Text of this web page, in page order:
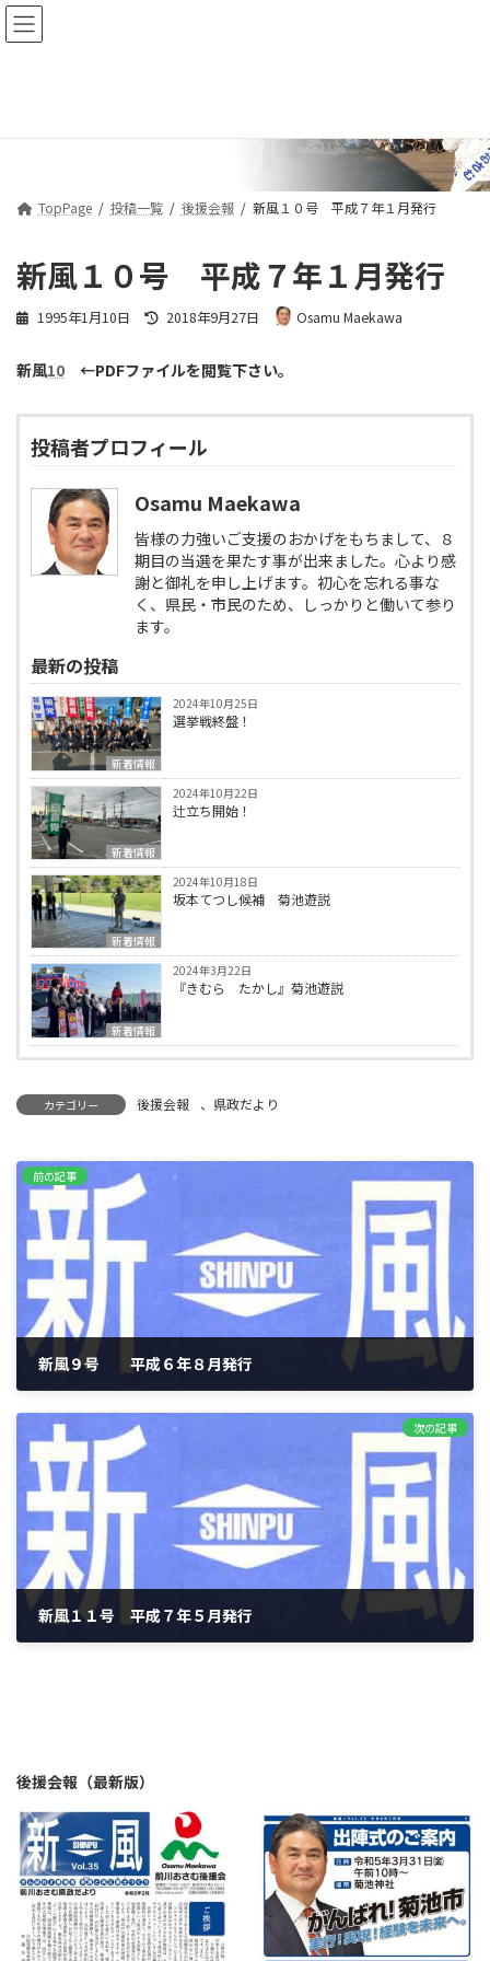
コ
ン
ス
ナ
ビ
ン
TopPage 投稿一覧 後援会報 新風１０号 平成７年１月発行
新風１０号 平成７年１月発行
1995年1月10日
最
新
時
2018年9月27日 Osamu Maekawa
新風10 ←PDFファイルを閲覧下さい。
投稿者プロフィール
Osamu Maekawa
皆様の力強いご支援のおかげをもちまして、８
期目の当選を果たす事が出来ました。心より感
謝と御礼を申し上げます。初心を忘れる事な
く、県民・市民のため、しっかりと働いて参り
ます。
最新の投稿
新着情報
2024年10月25日
選挙戦終盤！
新着情報
2024年10月22日
辻立ち開始！
新着情報
2024年10月18日
坂本てつし候補 菊池遊説
新着情報
2024年3月22日
『きむら たかし』菊池遊説
カテゴリー 後援会報 、 県政だより
前の記事
新風９号 平成６年８月発行
次の記事
新風１１号 平成７年５月発行
後援会報（最新版）